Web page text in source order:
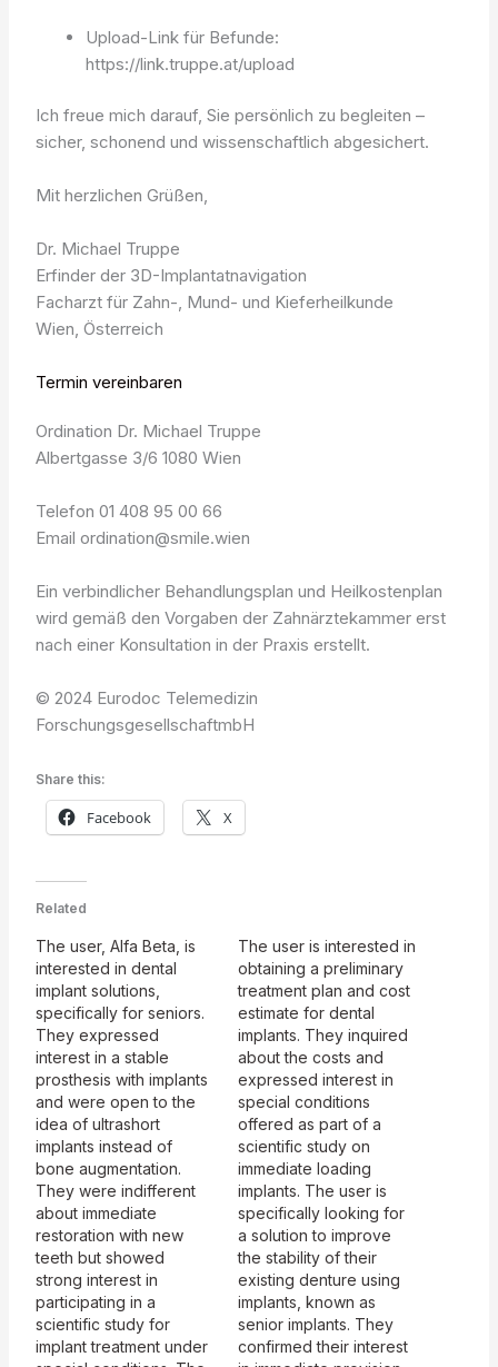
Upload-Link für Befunde:
https://link.truppe.at/upload
Ich freue mich darauf, Sie persönlich zu begleiten –
sicher, schonend und wissenschaftlich abgesichert.
Mit herzlichen Grüßen,
Dr. Michael Truppe
Erfinder der 3D-Implantatnavigation
Facharzt für Zahn-, Mund- und Kieferheilkunde
Wien, Österreich
Termin vereinbaren
Ordination Dr. Michael Truppe
Albertgasse 3/6 1080 Wien
Telefon 01 408 95 00 66
Email ordination@smile.wien
Ein verbindlicher Behandlungsplan und Heilkostenplan
wird gemäß den Vorgaben der Zahnärztekammer erst
nach einer Konsultation in der Praxis erstellt.
© 2024 Eurodoc Telemedizin
ForschungsgesellschaftmbH
Share this:
Facebook X
Related
The user, Alfa Beta, is
interested in dental
implant solutions,
specifically for seniors.
They expressed
interest in a stable
prosthesis with implants
and were open to the
idea of ultrashort
implants instead of
bone augmentation.
They were indifferent
about immediate
restoration with new
teeth but showed
strong interest in
participating in a
scientific study for
implant treatment under
The user is interested in
obtaining a preliminary
treatment plan and cost
estimate for dental
implants. They inquired
about the costs and
expressed interest in
special conditions
offered as part of a
scientific study on
immediate loading
implants. The user is
specifically looking for
a solution to improve
the stability of their
existing denture using
implants, known as
senior implants. They
confirmed their interest